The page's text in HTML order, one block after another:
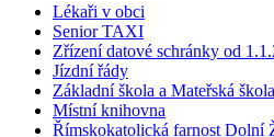
Lékaři v obci
Senior TAXI
Zřízení datové schránky od
Jízdní řády
Základní škola a Mateřská
Místní knihovna
Římskokatolická farnost Dolní